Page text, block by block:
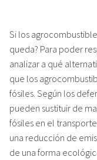
Si los
queda? Para poder
analizar a qué
que los
fósiles. Según los
pueden sustituir de
fósiles en el
una reducción de
de una forma